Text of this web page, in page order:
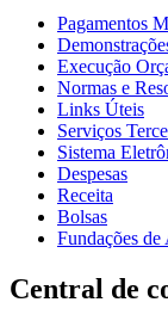
Pagamentos
Execução
Normas e
Links Úteis
Serviços
Sistema
Despesas
Receita
Bolsas
Fundações
Central de